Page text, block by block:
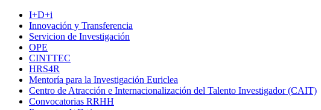
I+D+i
Innovación y Transferencia
Servicion de Investigación
OPE
CINTTEC
HRS4R
Mentoría para la Investigación Euriclea
Centro de Atracción e Internacionalización del Talento Investigador (CAIT)
Convocatorias RRHH